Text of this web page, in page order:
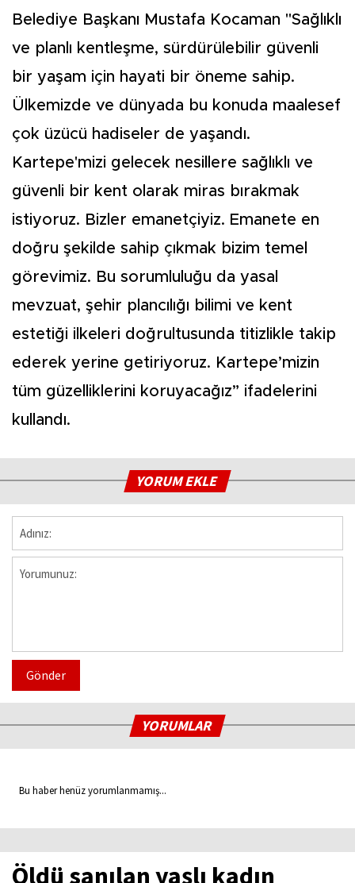
Belediye Başkanı Mustafa Kocaman "Sağlıklı
ve planlı kentleşme, sürdürülebilir güvenli
bir yaşam için hayati bir öneme sahip.
Ülkemizde ve dünyada bu konuda maalesef
çok üzücü hadiseler de yaşandı.
Kartepe'mizi gelecek nesillere sağlıklı ve
güvenli bir kent olarak miras bırakmak
istiyoruz. Bizler emanetçiyiz. Emanete en
doğru şekilde sahip çıkmak bizim temel
görevimiz. Bu sorumluluğu da yasal
mevzuat, şehir plancılığı bilimi ve kent
estetiği ilkeleri doğrultusunda titizlikle takip
ederek yerine getiriyoruz. Kartepe’mizin
tüm güzelliklerini koruyacağız” ifadelerini
kullandı.
YORUM EKLE
Gönder
YORUMLAR
Bu haber henüz yorumlanmamış...
Öldü sanılan yaşlı kadın